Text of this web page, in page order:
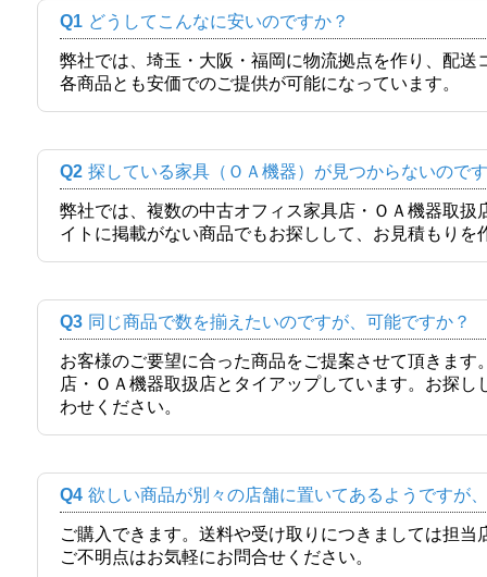
Q1 どうしてこんなに安いのですか？
弊社では、埼玉・大阪・福岡に物流拠点を作り、配
各商品とも安価でのご提供が可能になっています。
Q2 探している家具（ＯＡ機器）が見つからないので
弊社では、複数の中古オフィス家具店・ＯＡ機器取
イトに掲載がない商品でもお探しして、お見積もりを
Q3 同じ商品で数を揃えたいのですが、可能ですか？
お客様のご要望に合った商品をご提案させて頂きま
店・ＯＡ機器取扱店とタイアップしています。お探
わせください。
Q4 欲しい商品が別々の店舗に置いてあるようですが
ご購入できます。送料や受け取りにつきましては担
ご不明点はお気軽にお問合せください。